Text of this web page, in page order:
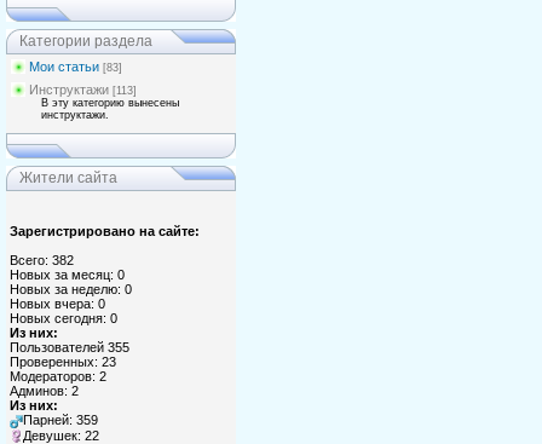
Категории раздела
Мои статьи [83]
Инструктажи [113]
В эту категорию вынесены
инструктажи.
Жители сайта
Зарегистрировано на сайте:
Всего: 382
Новых за месяц: 0
Новых за неделю: 0
Новых вчера: 0
Новых сегодня: 0
Из них:
Пользователей 355
Проверенных: 23
Модераторов: 2
Админов: 2
Из них:
Парней: 359
Девушек: 22